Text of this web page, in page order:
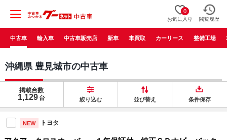
0
お気に入り 閲覧履歴
中古車 輸入車 中古車販売店 新車 車買取 カーリース 整備工場
沖縄県 豊見城市の中古車
掲載台数
1,129 台 絞り込む 並び替え 条件保存
NEW トヨタ